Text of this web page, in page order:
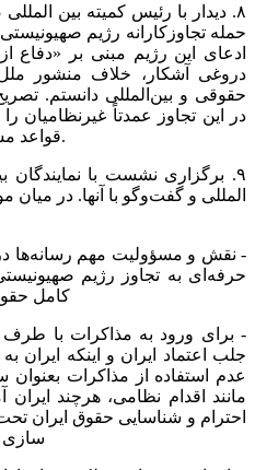
‏۸. دیدار با رئیس کمیته بین
حمله تجاوزکارانه رژیم
ادعای این رژیم مبنی بر «دفاع
دروغی آشکار، خلاف منشور
حقوقی و بین‌المللی دانستم.
در این تجاوز عمدتاً غیرنظامیان
قواعد مسلم حقوق بین‌الملل را نقض کرد.
‏۹. برگزاری نشست با
المللی و گفت‌و‌گو با آنها. در
‏- نقش و مسؤولیت مهم رسانه‌ها
حرفه‌ای به تجاوز رژیم
کامل
‏- برای ورود به مذاکرات با
جلب اعتماد ایران و اینکه ایران
عدم استفاده از مذاکرات بعنوان
مانند اقدام نظامی، هرچند
احترام و شناسایی حقوق ایران
سازی